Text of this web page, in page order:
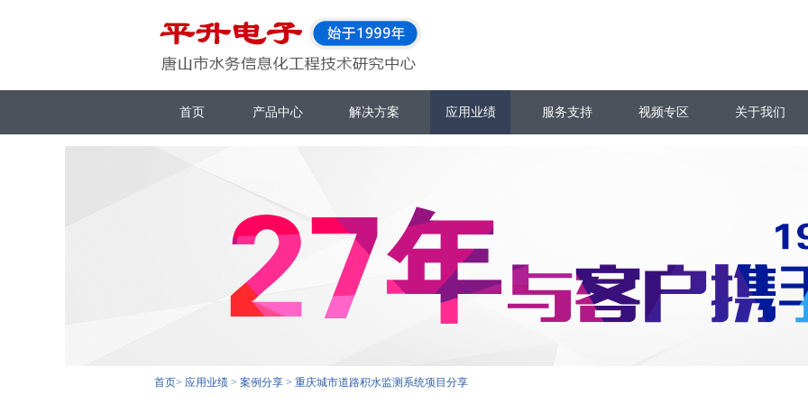
首页 产品中心 解决方案 应用业绩 服务支持 视频专区 关于我们
首页> 应用业绩> 案例分享> 重庆城市道路积水监测系统项目分享